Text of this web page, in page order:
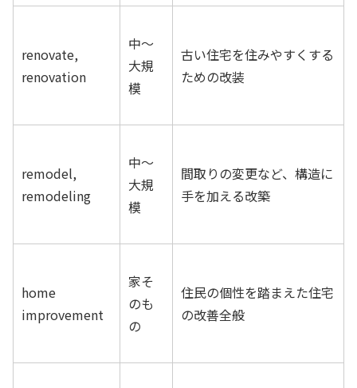
renovate,
renovation
中〜
大規
模
古い住宅を住みやすくする
ための改装
remodel,
remodeling
中〜
大規
模
間取りの変更など、構造に
手を加える改築
home
improvement
家そ
のも
の
住民の個性を踏まえた住宅
の改善全般